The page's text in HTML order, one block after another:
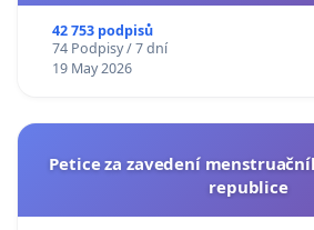
42 753 podpisů
74 Podpisy / 7 dní
19 May 2026
Petice za zavedení
republice